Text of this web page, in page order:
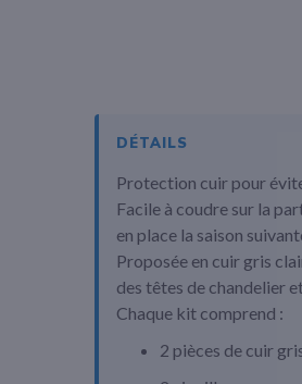
au
début
Galerie
d’images
DÉTAILS
Protection cuir pour
Facile à coudre sur la
en place la saison
Proposée en cuir gris
des têtes de chandelier
Chaque kit comprend :
2 pièces de cuir